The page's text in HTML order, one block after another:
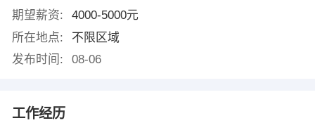
期望薪资:
4000-5000元
所在地点:
不限区域
发布时间:
08-06
工作经历